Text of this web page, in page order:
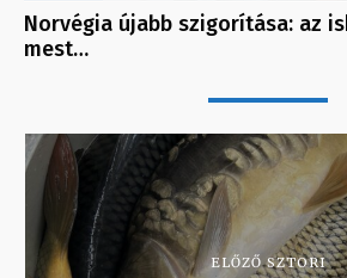
Norvégia újabb szigorítása: az
mest…
ELŐZŐ SZTORI